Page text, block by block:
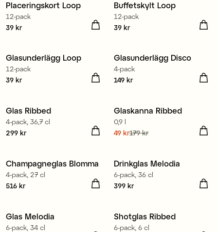
Placeringskort Loop
12-pack
Pris:
39 kr
Buffetskylt Loop
12-pack
Pris:
39 kr
Glasunderlägg Loop
12-pack
Pris:
39 kr
Glasunderlägg Disco
4-pack
Pris :149 kr
149 kr
Glas Ribbed
4-pack, 36,7 cl
Pris :299 kr
299 kr
Sale
Glaskanna Ribbed
0,9 l
Nuvarande pris
49 kr179 kr
Champagneglas Blomma
4-pack, 27 cl
Pris :516 kr
516 kr
Drinkglas Melodia
6-pack, 36 cl
Pris :399 kr
399 kr
Glas Melodia
6-pack, 34 cl
Shotglas Ribbed
6-pack, 6 cl